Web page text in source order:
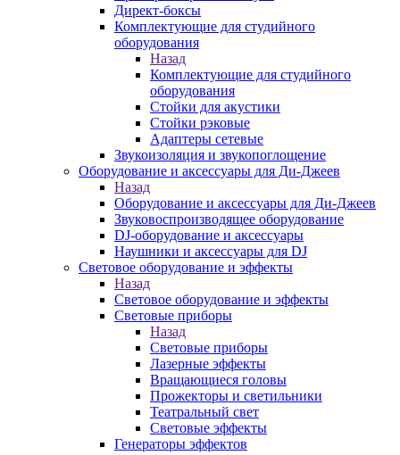
Директ-боксы
Комплектующие для студийного
оборудования
Назад
Комплектующие для студийного
оборудования
Стойки для акустики
Стойки рэковые
Адаптеры сетевые
Звукоизоляция и звукопоглощение
Оборудование и аксессуары для Ди-Джеев
Назад
Оборудование и аксессуары для Ди-Джеев
Звуковоспроизводящее оборудование
DJ-оборудование и аксессуары
Наушники и аксессуары для DJ
Световое оборудование и эффекты
Назад
Световое оборудование и эффекты
Световые приборы
Назад
Световые приборы
Лазерные эффекты
Вращающиеся головы
Прожекторы и светильники
Театральный свет
Световые эффекты
Генераторы эффектов